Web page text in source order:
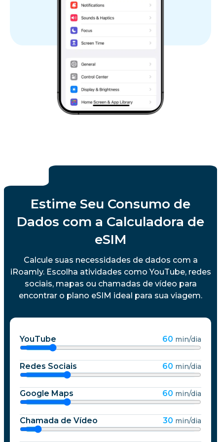
Estime Seu Consumo de
Dados com a Calculadora de
eSIM
Calcule suas necessidades de dados com a
iRoamly. Escolha atividades como YouTube, redes
sociais, mapas ou chamadas de vídeo para
encontrar o plano eSIM ideal para sua viagem.
YouTube 60 min/dia
Redes Sociais 60 min/dia
Google Maps 60 min/dia
Chamada de Vídeo 30 min/dia